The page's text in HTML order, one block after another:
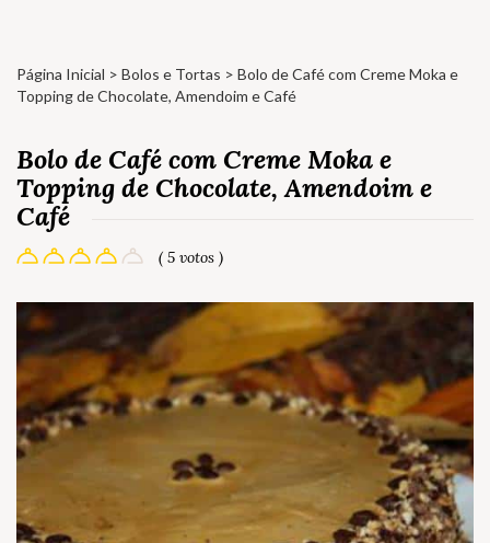
Página Inicial > Bolos e Tortas > Bolo de Café com Creme Moka e
Topping de Chocolate, Amendoim e Café
Bolo de Café com Creme Moka e
Topping de Chocolate, Amendoim e
Café
( 5 votos )